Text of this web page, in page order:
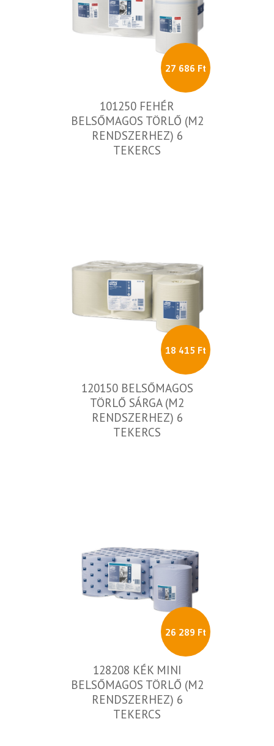
27 686 Ft
101250 FEHÉR
BELSŐMAGOS TÖRLŐ (M2
RENDSZERHEZ) 6
TEKERCS
18 415 Ft
120150 BELSŐMAGOS
TÖRLŐ SÁRGA (M2
RENDSZERHEZ) 6
TEKERCS
26 289 Ft
128208 KÉK MINI
BELSŐMAGOS TÖRLŐ (M2
RENDSZERHEZ) 6
TEKERCS